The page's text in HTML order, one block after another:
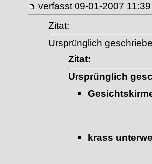
verfasst 09-01-2007
Zitat:
Ursprünglich
Zitat:
Ursprünglich
krass